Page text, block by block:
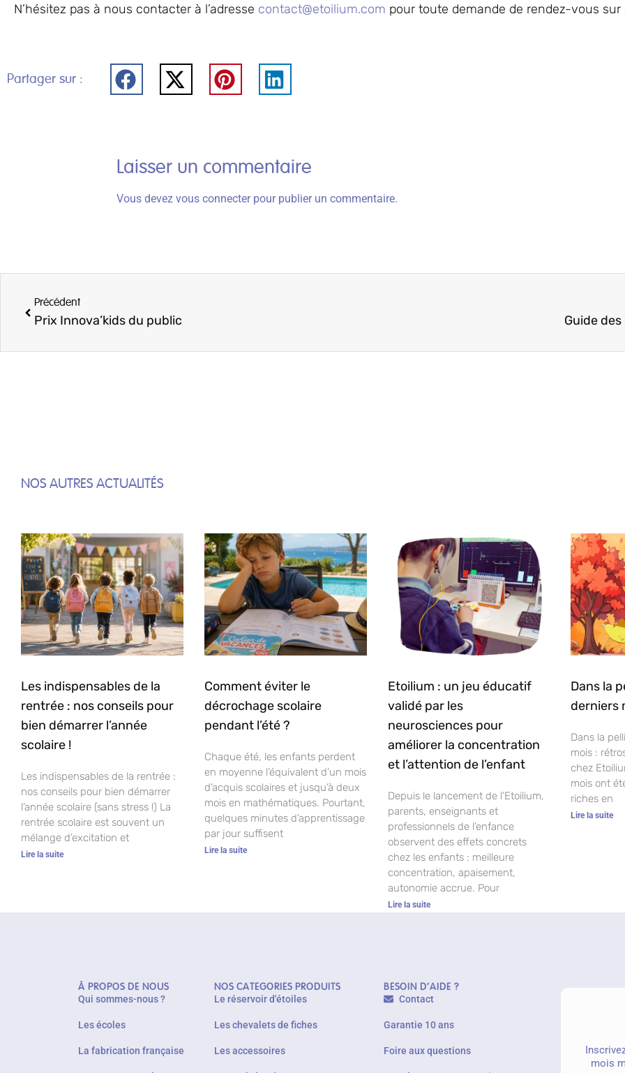
N’hésitez pas à nous contacter à l’adresse contact@etoilium.com pour toute demande de rendez-vous sur
Partager sur :
Laisser un commentaire
Vous devez vous connecterpour publier un commentaire.
Précédent
Prix Innova’kids du public Guide
NOS AUTRES ACTUALITÉS
Les indispensables de la
rentrée : nos conseils pour
bien démarrer l’année
scolaire !
Les indispensables de la rentrée :
nos conseils pour bien démarrer
l’année scolaire (sans stress !) La
rentrée scolaire est souvent un
mélange d’excitation et
Lire la suite
Comment éviter le
décrochage scolaire
pendant l’été ?
Chaque été, les enfants perdent
en moyenne l’équivalent d’un mois
d’acquis scolaires et jusqu’à deux
mois en mathématiques. Pourtant,
quelques minutes d’apprentissage
par jour suffisent
Lire la suite
Etoilium : un jeu éducatif
validé par les
neurosciences pour
améliorer la concentration
et l’attention de l’enfant
Depuis le lancement de l’Etoilium,
parents, enseignants et
professionnels de l’enfance
observent des effets concrets
chez les enfants : meilleure
concentration, apaisement,
autonomie accrue. Pour
Lire la suite
Dans la
derniers
Dans la
mois :
chez
mois ont
riches en
Lire la suite
À PROPOS DE NOUS
Qui sommes-nous ?
Les écoles
La fabrication française
NOS CATEGORIES PRODUITS
Le réservoir d'étoiles
Les chevalets de fiches
Les accessoires
BESOIN D'AIDE ?
Contact
Garantie 10 ans
Foire aux questions
mois